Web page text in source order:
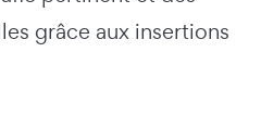
grâce aux insertions